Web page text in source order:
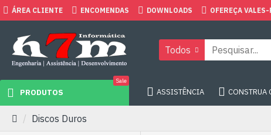
ÁREA CLIENTE ENCOMENDAS DOWNLOADS OFEREÇA
Todos
PRODUTOS
Sale
ASSISTÊNCIA CONSTRUA
Discos Duros